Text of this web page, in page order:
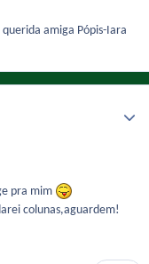
amiga Pópis-Iara
pra mim
colunas,aguardem!